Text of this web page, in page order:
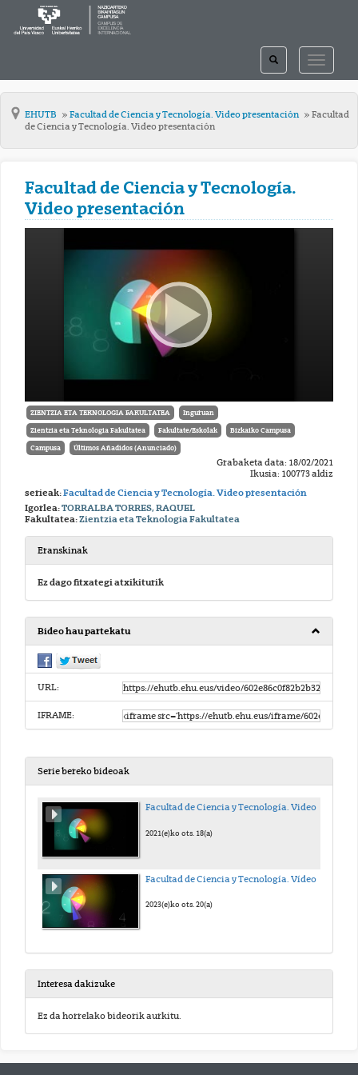
TOGGLE
TOGGLE
SEARCH
EHUTB Facultad de Ciencia y Tecnología. Video presentación
Facultad
de Ciencia y Tecnología. Video presentación
Facultad de Ciencia y Tecnología.
Video presentación
ZIENTZIA ETA TEKNOLOGIA FAKULTATEA Inguruan
Zientzia eta Teknologia Fakultatea Fakultate/Eskolak Bizkaiko Campusa
Campusa Últimos Añadidos (Anunciado)
Grabaketa data: 18/02/2021
Ikusia: 100773 aldiz
serieak:Facultad de Ciencia y Tecnología. Video presentación
Igorlea:TORRALBA TORRES, RAQUEL
Fakultatea:Zientzia eta Teknologia Fakultatea
Eranskinak
Ez dago fitxategi atxikiturik
Bideo hau partekatu
URL:
IFRAME:
Serie bereko bideoak
2021(e)ko ots. 18(a)
2023(e)ko ots. 20(a)
Interesa dakizuke
Ez da horrelako bideorik aurkitu.